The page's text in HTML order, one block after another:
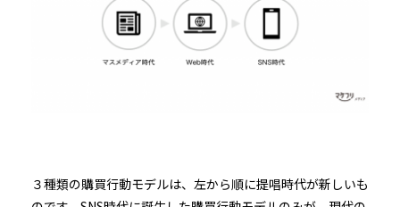
３種類の購買行動モデルは、左から順に提唱時代が新しいも